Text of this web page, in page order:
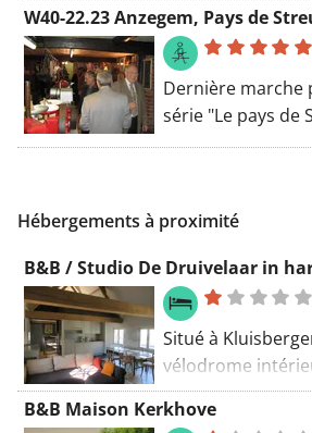
W40-22.23 Anzegem, Pays de
Dernière marche
série "Le pays de
Hébergements à proximité
Situé à
vélodrome
le B&B / Studio
propose des
B&B Maison Kerkhove